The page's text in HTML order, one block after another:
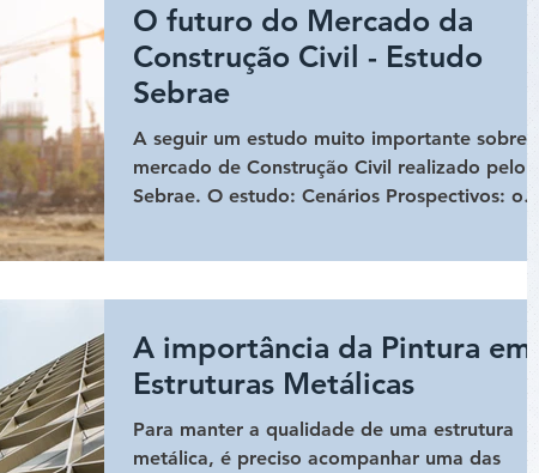
O futuro do Mercado da
Construção Civil - Estudo
Sebrae
A seguir um estudo muito importante sobre
mercado de Construção Civil realizado pelo
Sebrae. O estudo: Cenários Prospectivos: o
A importância da Pintura em
Estruturas Metálicas
Para manter a qualidade de uma estrutura
metálica, é preciso acompanhar uma das